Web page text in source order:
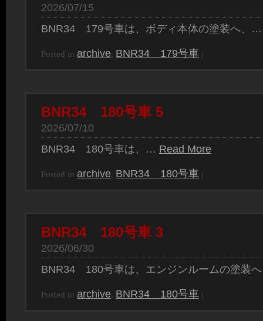
2026/07/15
BNR34 179号車は、ボディ本体の塗装へ、
Posted in archive, BNR34 179号車 |
BNR34 180号車 5
2026/07/10
BNR34 180号車は、… Read More
Posted in archive, BNR34 180号車 |
BNR34 180号車 3
2026/06/30
BNR34 180号車は、エンジンルームの塗装
Posted in archive, BNR34 180号車 |